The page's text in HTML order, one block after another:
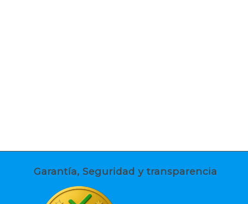
Garantía, Seguridad y transparencia